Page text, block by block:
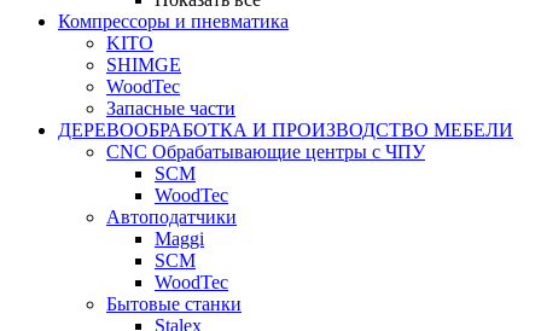
Компрессоры и пневматика
KITO
SHIMGE
WoodTec
Запасные части
ДЕРЕВООБРАБОТКА И ПРОИЗВОДСТВО МЕБЕЛИ
CNC Обрабатывающие центры с ЧПУ
SCM
WoodTec
Автоподатчики
Maggi
SCM
WoodTec
Бытовые станки
Stalex